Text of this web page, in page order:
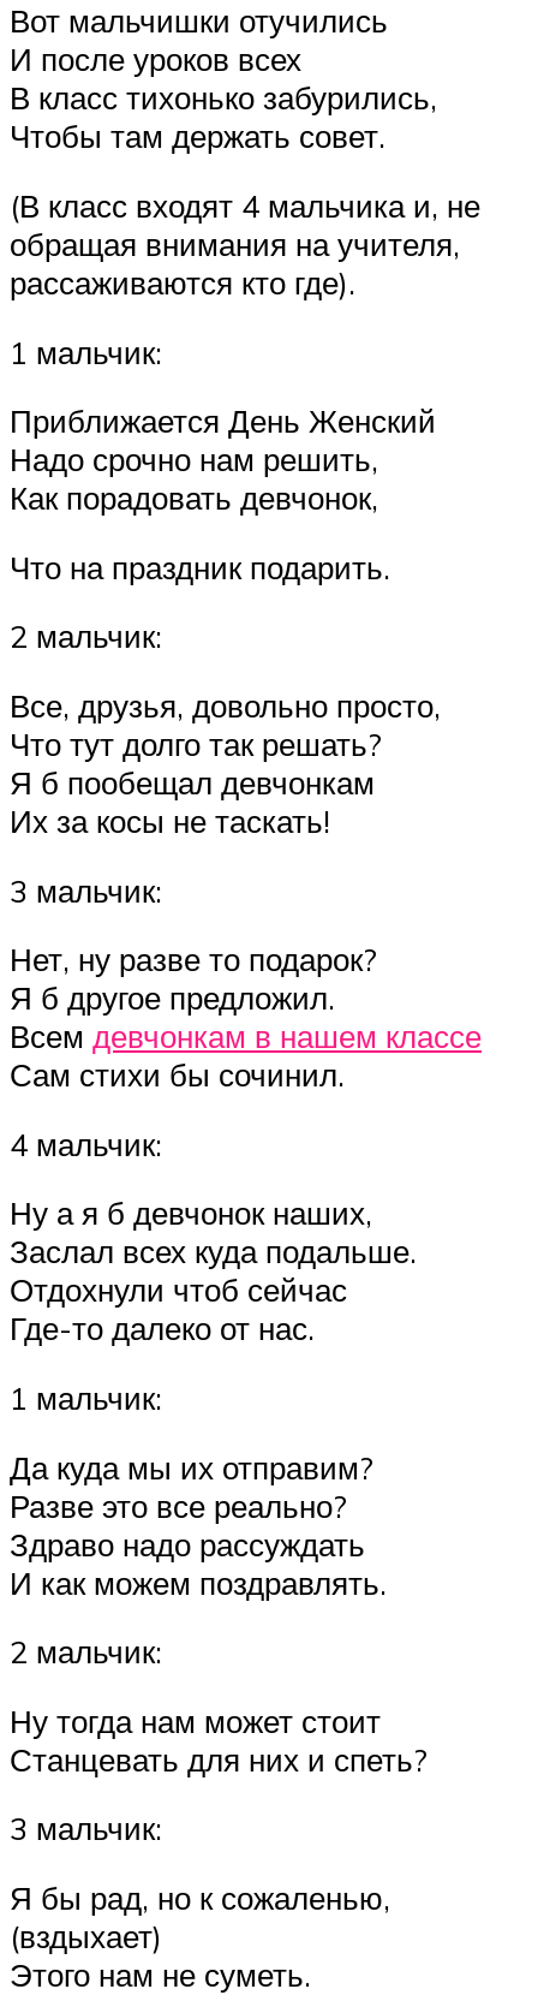
Вот мальчишки отучились
И после уроков всех
В класс тихонько забурились,
Чтобы там держать совет.
(В класс входят 4 мальчика и, не
обращая внимания на учителя,
рассаживаются кто где).
1 мальчик:
Приближается День Женский
Надо срочно нам решить,
Как порадовать девчонок,
Что на праздник подарить.
2 мальчик:
Все, друзья, довольно просто,
Что тут долго так решать?
Я б пообещал девчонкам
Их за косы не таскать!
3 мальчик:
Нет, ну разве то подарок?
Я б другое предложил.
Всем девчонкам в нашем классе
Сам стихи бы сочинил.
4 мальчик:
Ну а я б девчонок наших,
Заслал всех куда подальше.
Отдохнули чтоб сейчас
Где-то далеко от нас.
1 мальчик:
Да куда мы их отправим?
Разве это все реально?
Здраво надо рассуждать
И как можем поздравлять.
2 мальчик:
Ну тогда нам может стоит
Станцевать для них и спеть?
3 мальчик:
Я бы рад, но к сожаленью,
(вздыхает)
Этого нам не суметь.